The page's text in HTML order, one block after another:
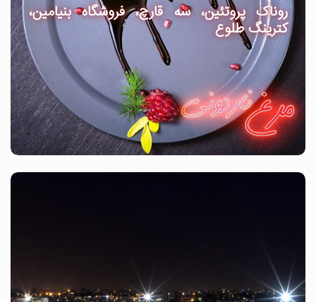
روناک پروتئین، سه قارچ، فروشگاه بنیامین،
کترینگ طلوع